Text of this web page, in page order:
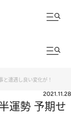
と遭遇し良い変化が！
2021.11.28
運勢 予期せ